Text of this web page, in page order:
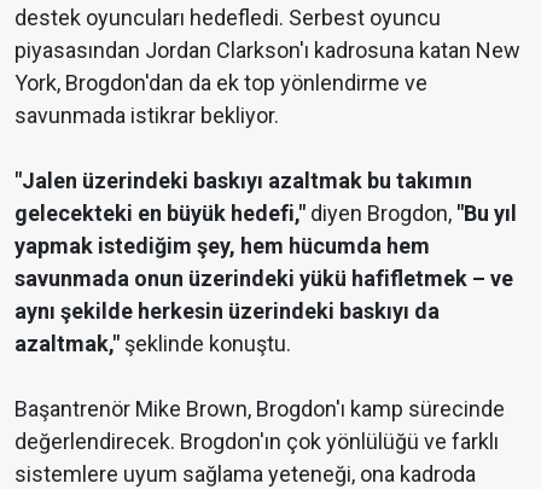
destek oyuncuları hedefledi. Serbest oyuncu
piyasasından Jordan Clarkson'ı kadrosuna katan New
York, Brogdon'dan da ek top yönlendirme ve
savunmada istikrar bekliyor.
"Jalen üzerindeki baskıyı azaltmak bu takımın
gelecekteki en büyük hedefi," diyen Brogdon, "Bu yıl
yapmak istediğim şey, hem hücumda hem
savunmada onun üzerindeki yükü hafifletmek – ve
aynı şekilde herkesin üzerindeki baskıyı da
azaltmak," şeklinde konuştu.
Başantrenör Mike Brown, Brogdon'ı kamp sürecinde
değerlendirecek. Brogdon'ın çok yönlülüğü ve farklı
sistemlere uyum sağlama yeteneği, ona kadroda